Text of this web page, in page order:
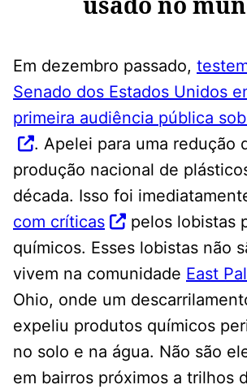
Em dezembro passado,
Senado dos Estados Unidos
primeira audiência pública
. Apelei para uma redução
produção nacional de
década. Isso foi
com críticas
pelos lobistas
químicos. Esses lobistas não
vivem na comunidade East
Ohio, onde um
expeliu produtos químicos
no solo e na água. Não são
em bairros próximos a trilhos